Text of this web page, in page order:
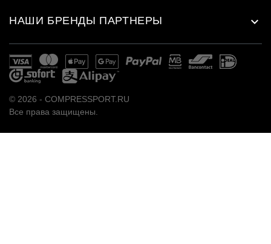
НАШИ БРЕНДЫ ПАРТНЕРЫ 
© 2026 - COMPRESSPORT.RU
Все права защищены.